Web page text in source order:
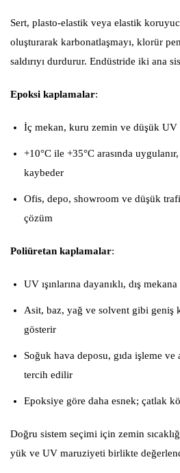
Sert, plasto-elastik veya elastik
oluşturarak karbonatlaşmayı, klorür
saldırıyı durdurur. Endüstride iki ana
Epoksi kaplamalar:
İç mekan, kuru zemin ve düşük
+10°C ile +35°C arasında
kaybeder
Ofis, depo, showroom ve düşük
çözüm
Poliüretan kaplamalar:
UV ışınlarına dayanıklı, dış
Asit, baz, yağ ve solvent gibi geniş
gösterir
Soğuk hava deposu, gıda işleme ve
tercih edilir
Epoksiye göre daha esnek; çatlak
Doğru sistem seçimi için zemin
yük ve UV maruziyeti birlikte